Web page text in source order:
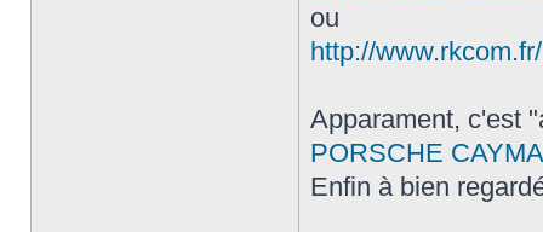
ou
http://www.rkcom.fr/
Apparament, c'est
PORSCHE
Enfin à bien